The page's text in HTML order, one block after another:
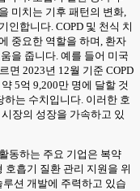
미치는 기후 패턴의 변화,
인합니다. COPD 및 천식 치
중요한 역할을 하며, 환자
을 줍니다. 예를 들어 미국
면 2023년 12월 기준 COPD
5억 9,200만 명에 달할 것
하는 수치입니다. 이러한 호
장의 성장을 가속하고 있
동하는 주요 기업은 복약
호흡기 질환 관리 지원을 위
션 개발에 주력하고 있습